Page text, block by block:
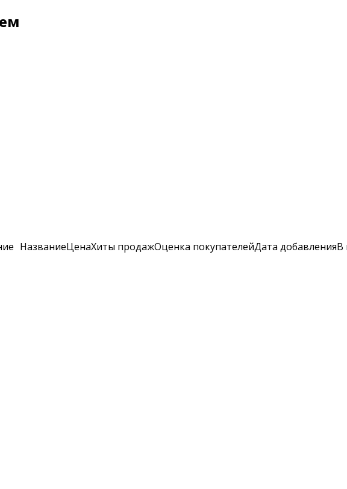
НазваниеЦенаХиты продажОценка покупателейДата добавленияВ